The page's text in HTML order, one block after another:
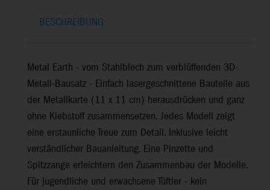
BESCHREIBUNG
Metal Earth - vom Stahlblech zum verblüffenden 3D-
Metall-Bausatz - Einfach lasergeschnittene Bauteile aus
der Metallkarte (11 x 11 cm) herausdrücken und ganz
ohne Klebstoff zusammensetzen. Jedes Modell zeigt
eine erstaunliche Treue zum Detail. Inklusive leicht
verständlicher Bauanleitung. Eine Pinzette und
Spitzzange erleichtern den Zusammenbau der Modelle.
Für jugendliche und erwachsene Tüftler - kein